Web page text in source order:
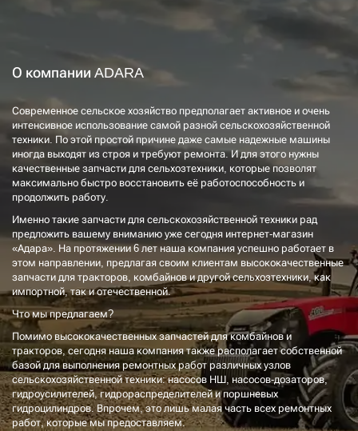
О компании ADARA
Современное сельское хозяйство предполагает активное и очень
интенсивное использование самой разной сельскохозяйственной
техники. По этой простой причине даже самые надежные машины
иногда выходят из строя и требуют ремонта. И для этого нужны
качественные запчасти для сельхозтехники, которые позволят
максимально быстро восстановить её работоспособность и
продолжить работу.
Именно такие запчасти для сельскохозяйственной техники рад
предложить вашему вниманию уже сегодня интернет-магазин
«Адара». На протяжении 6 лет наша компания успешно работает в
этом направлении, предлагая своим клиентам высококачественные
запчасти для тракторов, комбайнов и другой сельхозтехники, как
импортной, так и отечественной.
Что мы предлагаем?
Помимо высококачественных запчастей для комбайнов и
тракторов, сегодня наша компания также располагает собственной
базой для выполнения ремонтных работ различных узлов
сельскохозяйственной техники: насосов НШ, насосов-дозаторов,
гидроусилителей, гидрораспределителей и поршневых
гидроцилиндров. Впрочем, это лишь малая часть всех ремонтных
работ, которые мы предоставляем.